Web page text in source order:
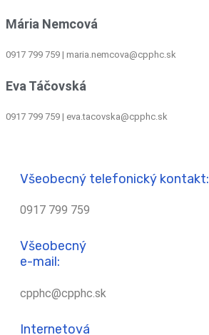
Mária Nemcová
0917 799 759 | maria.nemcova@cpphc.sk
Eva Táčovská
0917 799 759 | eva.tacovska@cpphc.sk
Všeobecný telefonický kontakt:
0917 799 759
Všeobecný
e-mail:
cpphc@cpphc.sk
Internetová